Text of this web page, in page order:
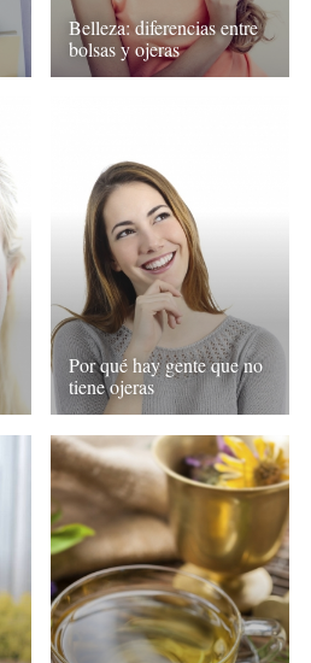
Belleza: diferencias entre
bolsas y ojeras
Por qué hay gente que no
tiene ojeras